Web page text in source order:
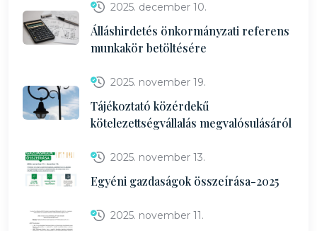
2025. december 10.
Álláshirdetés önkormányzati referens
munkakör betöltésére
2025. november 19.
Tájékoztató közérdekű
kötelezettségvállalás megvalósulásáról
2025. november 13.
Egyéni gazdaságok összeírása-2025
2025. november 11.